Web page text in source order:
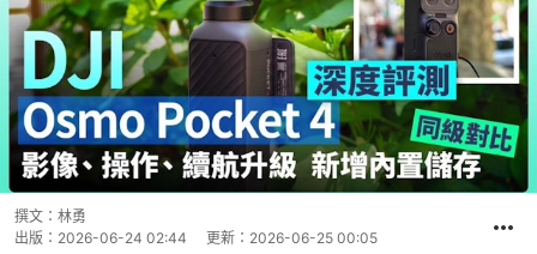
撰文： 林勇
出版： 2026-06-24 02:44 更新： 2026-06-25 00:05